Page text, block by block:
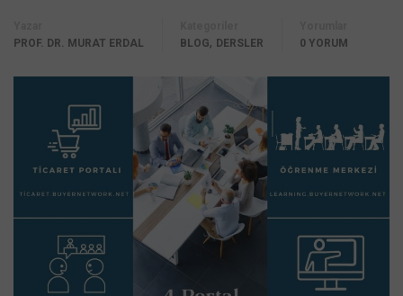
PROF. DR. MURAT ERDAL
BLOG, DERSLER
0 YORUM